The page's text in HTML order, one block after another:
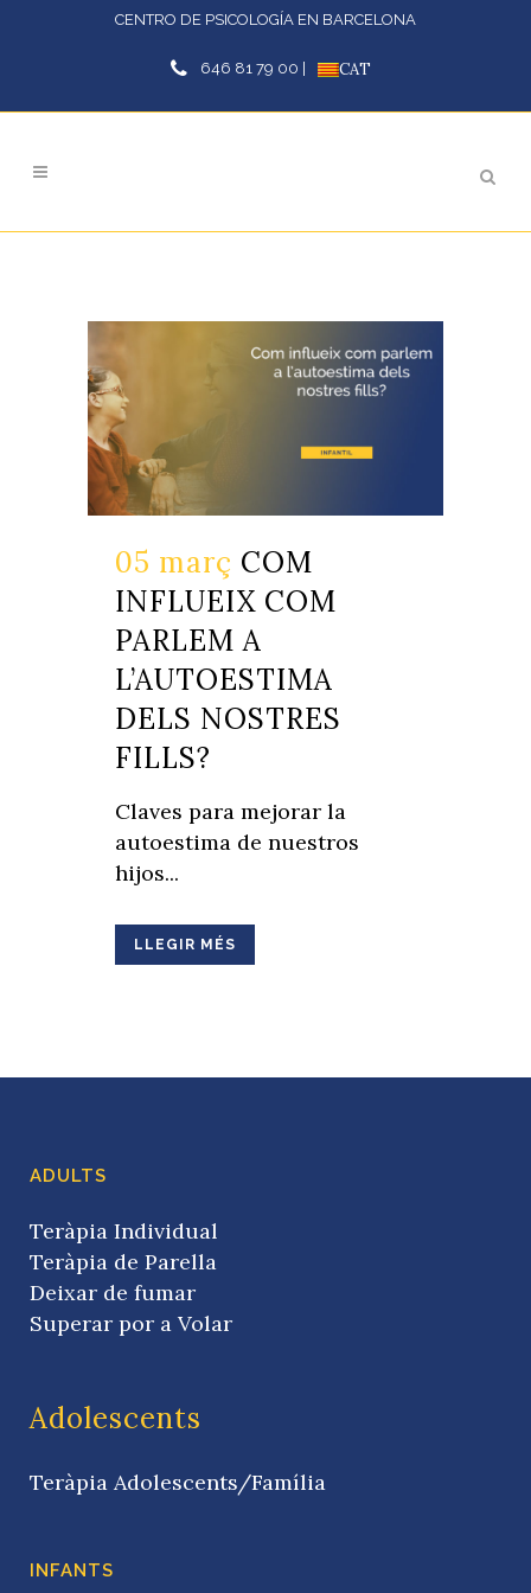
CENTRO DE PSICOLOGÍA EN BARCELONA
646 81 79 00 | CAT
05 març COM
INFLUEIX COM
PARLEM A
L’AUTOESTIMA
DELS NOSTRES
FILLS?
Claves para mejorar la
autoestima de nuestros
hijos...
LLEGIR MÉS
ADULTS
Teràpia Individual
Teràpia de Parella
Deixar de fumar
Superar por a Volar
Adolescents
Teràpia Adolescents/Família
INFANTS